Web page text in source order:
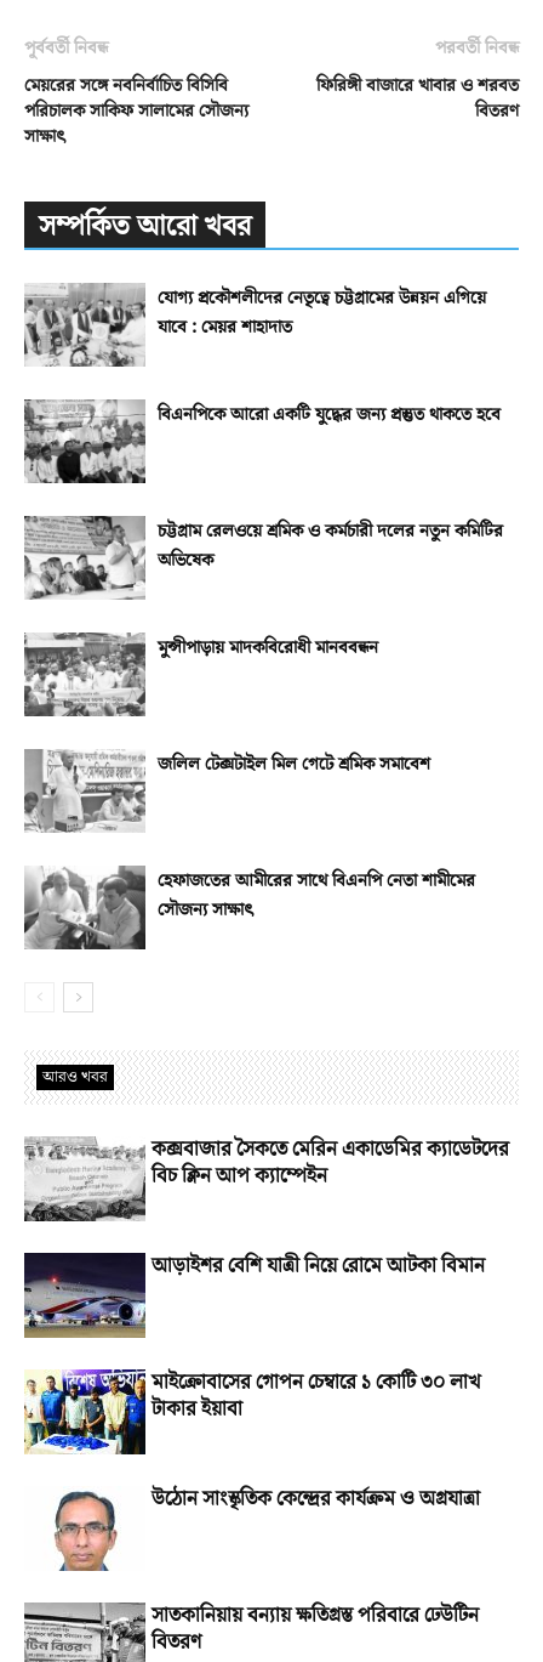
পূর্ববর্তী নিবন্ধ
মেয়রের সঙ্গে নবনির্বাচিত বিসিবি
পরিচালক সাকিফ সালামের সৌজন্য
সাক্ষাৎ
পরবর্তী নিবন্ধ
ফিরিঙ্গী বাজারে খাবার ও শরবত
বিতরণ
সম্পর্কিত আরো খবর
যোগ্য প্রকৌশলীদের নেতৃত্বে চট্টগ্রামের উন্নয়ন এগিয়ে
যাবে : মেয়র শাহাদাত
বিএনপিকে আরো একটি যুদ্ধের জন্য প্রস্তুত থাকতে হবে
চট্টগ্রাম রেলওয়ে শ্রমিক ও কর্মচারী দলের নতুন কমিটির
অভিষেক
মুন্সীপাড়ায় মাদকবিরোধী মানববন্ধন
জলিল টেক্সটাইল মিল গেটে শ্রমিক সমাবেশ
হেফাজতের আমীরের সাথে বিএনপি নেতা শামীমের
সৌজন্য সাক্ষাৎ
আরও খবর
কক্সবাজার সৈকতে মেরিন একাডেমির ক্যাডেটদের
বিচ ক্লিন আপ ক্যাম্পেইন
আড়াইশর বেশি যাত্রী নিয়ে রোমে আটকা বিমান
মাইক্রোবাসের গোপন চেম্বারে ১ কোটি ৩০ লাখ
টাকার ইয়াবা
উঠোন সাংস্কৃতিক কেন্দ্রের কার্যক্রম ও অগ্রযাত্রা
সাতকানিয়ায় বন্যায় ক্ষতিগ্রস্ত পরিবারে ঢেউটিন
বিতরণ